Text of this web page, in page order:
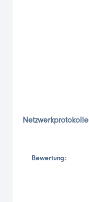
Netzwerkprotokolle
Bewertung: